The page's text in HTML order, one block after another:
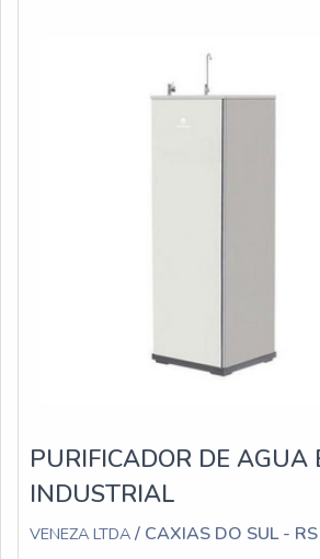
PURIFICADOR DE AGUA
INDUSTRIAL
VENEZA LTDA / CAXIAS DO SUL - RS